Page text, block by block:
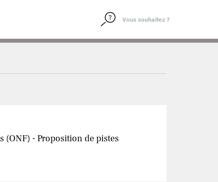
- Proposition de pistes